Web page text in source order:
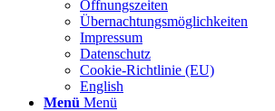
Öffnungszeiten
Übernachtungsmöglichkeiten
Impressum
Datenschutz
Cookie-Richtlinie (EU)
English
Menü Menü